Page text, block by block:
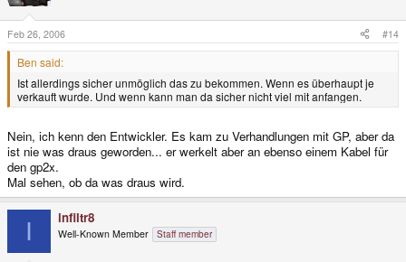
Feb 26, 2006 #14
Ben said:
Ist allerdings sicher unmöglich das zu bekommen. Wenn es überhaupt je
verkauft wurde. Und wenn kann man da sicher nicht viel mit anfangen.
Nein, ich kenn den Entwickler. Es kam zu Verhandlungen mit GP, aber da
ist nie was draus geworden... er werkelt aber an ebenso einem Kabel für
den gp2x.
Mal sehen, ob da was draus wird.
I infiltr8
Well-Known Member Staff member